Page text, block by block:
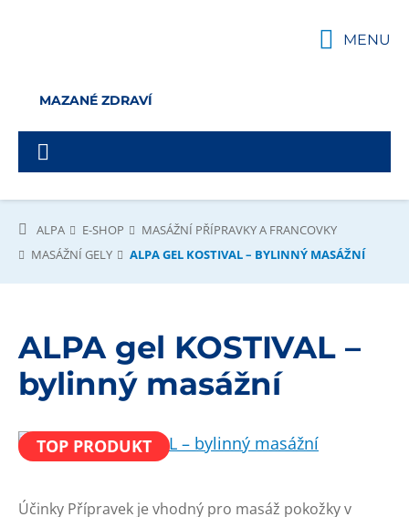
MAZANÉ ZDRAVÍ
MENU
ALPA E-SHOP
MASÁŽNÍ PŘÍPRAVKY A FRANCOVKY
MASÁŽNÍ GELY
ALPA GEL KOSTIVAL – BYLINNÝ MASÁŽNÍ
ALPA gel KOSTIVAL –
bylinný masážní
TOP PRODUKT
Účinky Přípravek je vhodný pro masáž pokožky v